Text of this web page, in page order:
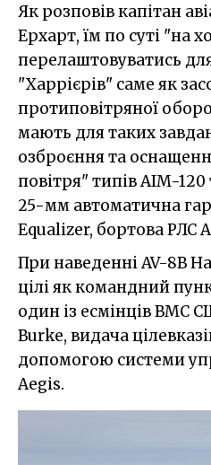
Як розповів капітан
Ерхарт, їм по суті "на
перелаштовуватись
"Харрієрів" саме як
протиповітряної
мають для таких
озброєння та
повітря" типів AIM-
25-мм автоматична
Equalizer, бортова РЛС
При наведенні AV-8B
цілі як командний
один із есмінців ВМС
Burke, видача
допомогою системи
Aegis.